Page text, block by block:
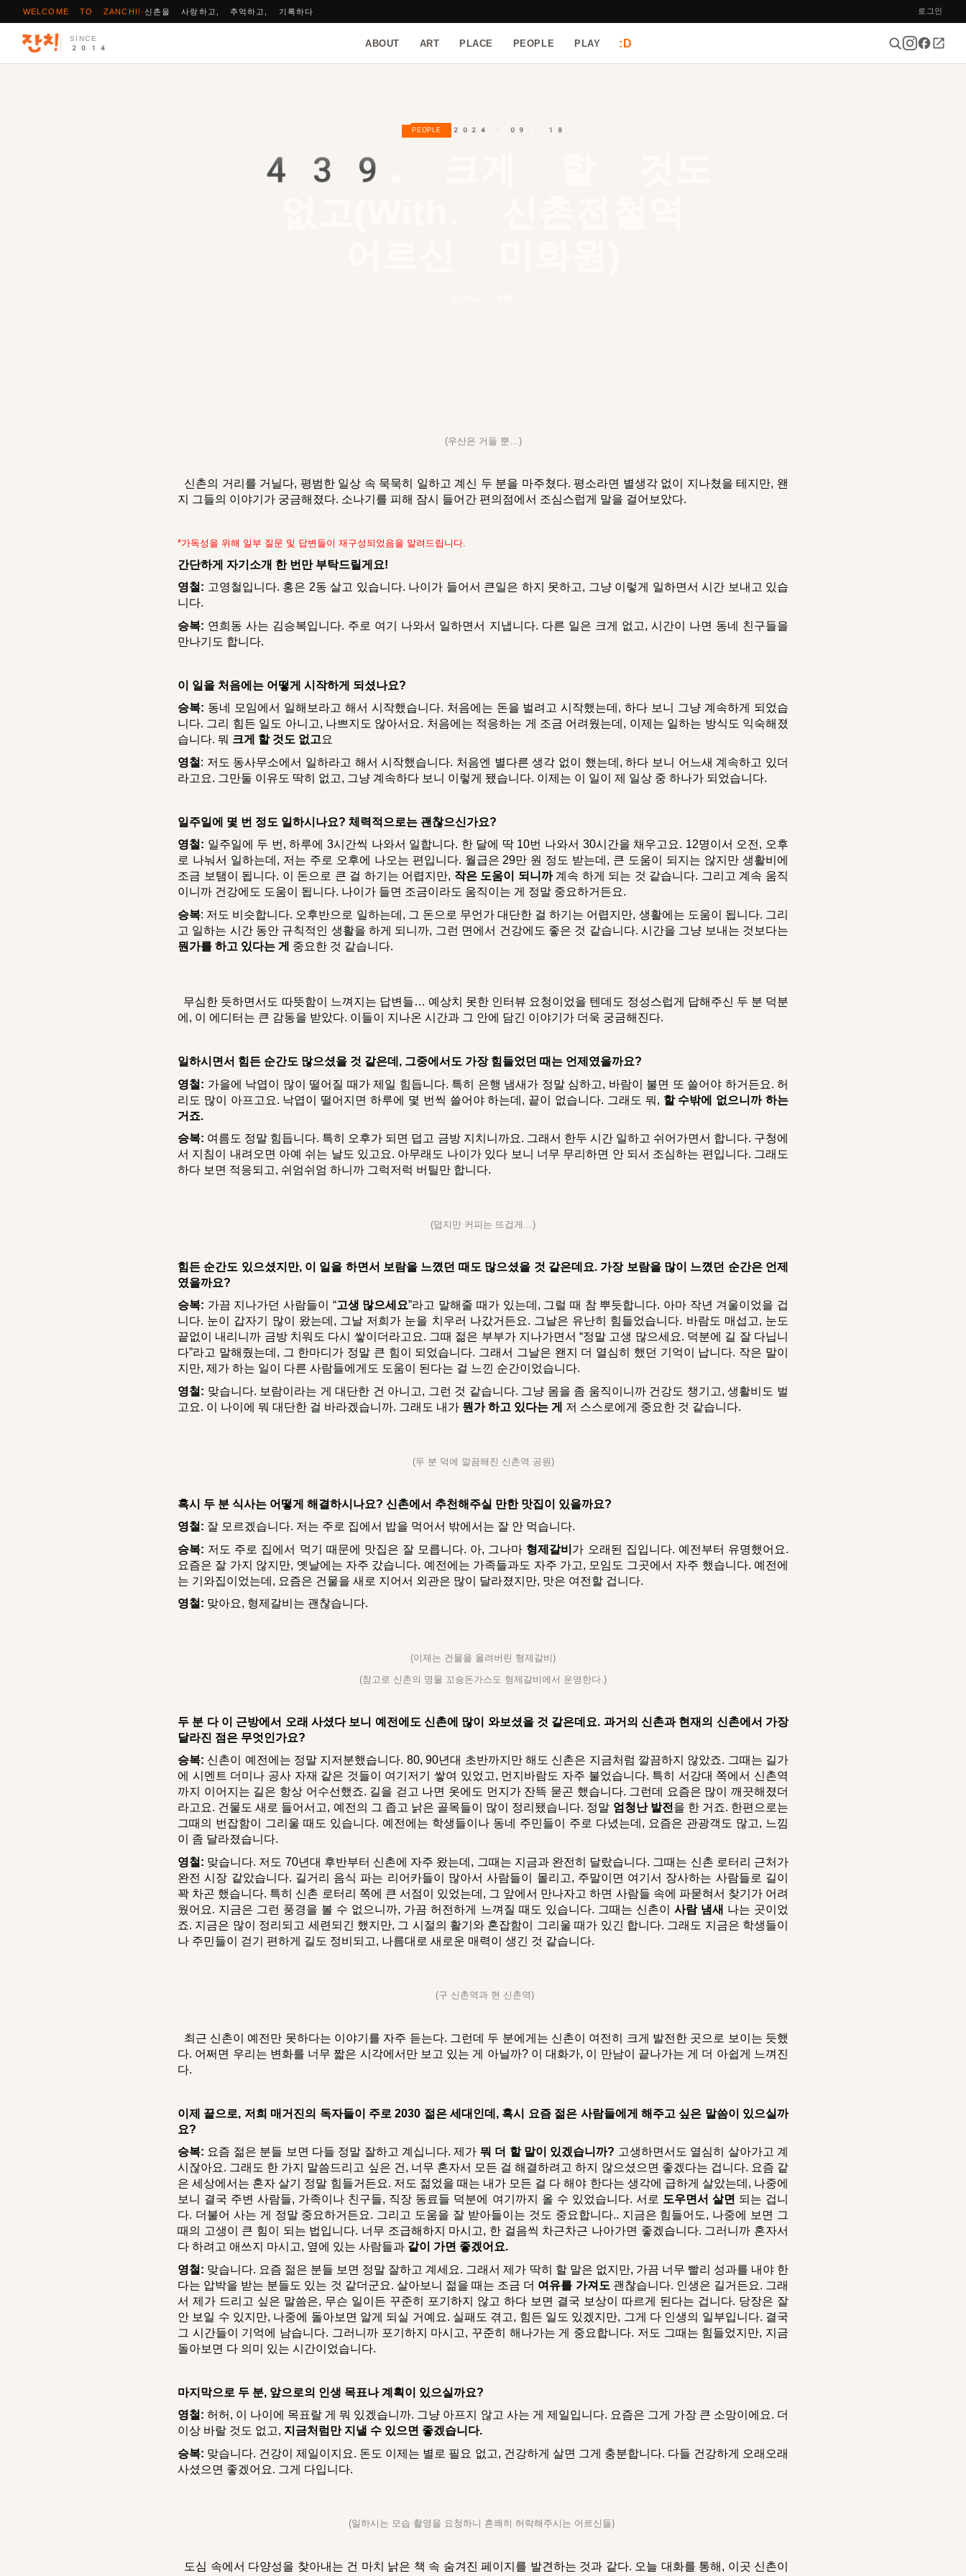
WELCOME TO ZANCHI! ·신촌을 사랑하고, 추억하고, 기록하다 · 로그인
SINCE
2014
ABOUT ART PLACE PEOPLE PLAY :D
PEOPLE 2024 · 09 · 18
439.
(우산은 거들 뿐…)
신촌의 거리를 거닐다, 평범한 일상 속 묵묵히 일하고 계신 두 분을 마주쳤다. 평소라면 별생각 없이 지나쳤을 테지만, 왠
지 그들의 이야기가 궁금해졌다. 소나기를 피해 잠시 들어간 편의점에서 조심스럽게 말을 걸어보았다.
*가독성을 위해 일부 질문 및 답변들이 재구성되었음을 알려드립니다.
간단하게 자기소개 한 번만 부탁드릴게요!
영철: 고영철입니다. 홍은 2동 살고 있습니다. 나이가 들어서 큰일은 하지 못하고, 그냥 이렇게 일하면서 시간 보내고 있습
니다.
승복: 연희동 사는 김승복입니다. 주로 여기 나와서 일하면서 지냅니다. 다른 일은 크게 없고, 시간이 나면 동네 친구들을
만나기도 합니다.
이 일을 처음에는 어떻게 시작하게 되셨나요?
승복: 동네 모임에서 일해보라고 해서 시작했습니다. 처음에는 돈을 벌려고 시작했는데, 하다 보니 그냥 계속하게 되었습
니다. 그리 힘든 일도 아니고, 나쁘지도 않아서요. 처음에는 적응하는 게 조금 어려웠는데, 이제는 일하는 방식도 익숙해졌
습니다. 뭐 크게 할 것도 없고요
영철 : 저도 동사무소에서 일하라고 해서 시작했습니다. 처음엔 별다른 생각 없이 했는데, 하다 보니 어느새 계속하고 있더
라고요. 그만둘 이유도 딱히 없고, 그냥 계속하다 보니 이렇게 됐습니다. 이제는 이 일이 제 일상 중 하나가 되었습니다.
일주일에 몇 번 정도 일하시나요? 체력적으로는 괜찮으신가요?
영철: 일주일에 두 번, 하루에 3시간씩 나와서 일합니다. 한 달에 딱 10번 나와서 30시간을 채우고요. 12명이서 오전, 오후
로 나눠서 일하는데, 저는 주로 오후에 나오는 편입니다. 월급은 29만 원 정도 받는데, 큰 도움이 되지는 않지만 생활비에
조금 보탬이 됩니다. 이 돈으로 큰 걸 하기는 어렵지만, 작은 도움이 되니까계속 하게 되는 것 같습니다. 그리고 계속 움직
이니까 건강에도 도움이 됩니다. 나이가 들면 조금이라도 움직이는 게 정말 중요하거든요.
승복: 저도 비슷합니다. 오후반으로 일하는데, 그 돈으로 무언가 대단한 걸 하기는 어렵지만, 생활에는 도움이 됩니다. 그리
고 일하는 시간 동안 규칙적인 생활을 하게 되니까, 그런 면에서 건강에도 좋은 것 같습니다. 시간을 그냥 보내는 것보다는
뭔가를 하고 있다는 게
중요한 것 같습니다.
무심한 듯하면서도 따뜻함이 느껴지는 답변들… 예상치 못한 인터뷰 요청이었을 텐데도 정성스럽게 답해주신 두 분 덕분
에, 이 에디터는 큰 감동을 받았다. 이들이 지나온 시간과 그 안에 담긴 이야기가 더욱 궁금해진다.
일하시면서 힘든 순간도 많으셨을 것 같은데, 그중에서도 가장 힘들었던 때는 언제였을까요?
영철: 가을에 낙엽이 많이 떨어질 때가 제일 힘듭니다. 특히 은행 냄새가 정말 심하고, 바람이 불면 또 쓸어야 하거든요. 허
리도 많이 아프고요. 낙엽이 떨어지면 하루에 몇 번씩 쓸어야 하는데, 끝이 없습니다. 그래도 뭐, 할 수밖에 없으니까 하는
거죠.
승복: 여름도 정말 힘듭니다. 특히 오후가 되면 덥고 금방 지치니까요. 그래서 한두 시간 일하고 쉬어가면서 합니다. 구청에
서 지침이 내려오면 아예 쉬는 날도 있고요. 아무래도 나이가 있다 보니 너무 무리하면 안 되서 조심하는 편입니다. 그래도
하다 보면 적응되고, 쉬엄쉬엄 하니까 그럭저럭 버틸만 합니다.
(덥지만 커피는 뜨겁게…)
힘든 순간도 있으셨지만, 이 일을 하면서 보람을 느꼈던 때도 많으셨을 것 같은데요. 가장 보람을 많이 느꼈던 순간은 언제
였을까요?
승복: 가끔 지나가던 사람들이 “고생 많으세요”라고 말해줄 때가 있는데, 그럴 때 참 뿌듯합니다. 아마 작년 겨울이었을 겁
니다. 눈이 갑자기 많이 왔는데, 그날 저희가 눈을 치우러 나갔거든요. 그날은 유난히 힘들었습니다. 바람도 매섭고, 눈도
끝없이 내리니까 금방 치워도 다시 쌓이더라고요. 그때 젊은 부부가 지나가면서 “정말 고생 많으세요. 덕분에 길 잘 다닙니
다”라고 말해줬는데, 그 한마디가 정말 큰 힘이 되었습니다. 그래서 그날은 왠지 더 열심히 했던 기억이 납니다. 작은 말이
지만, 제가 하는 일이 다른 사람들에게도 도움이 된다는 걸 느낀 순간이었습니다.
영철: 맞습니다. 보람이라는 게 대단한 건 아니고, 그런 것 같습니다. 그냥 몸을 좀 움직이니까 건강도 챙기고, 생활비도 벌
고요. 이 나이에 뭐 대단한 걸 바라겠습니까. 그래도 내가 뭔가 하고 있다는 게 저 스스로에게 중요한 것 같습니다.
(두 분 덕에 깔끔해진 신촌역 공원)
혹시 두 분 식사는 어떻게 해결하시나요? 신촌에서 추천해주실 만한 맛집이 있을까요?
영철: 잘 모르겠습니다. 저는 주로 집에서 밥을 먹어서 밖에서는 잘 안 먹습니다.
승복: 저도 주로 집에서 먹기 때문에 맛집은 잘 모릅니다. 아, 그나마 형제갈비 가 오래된 집입니다. 예전부터 유명했어요.
요즘은 잘 가지 않지만, 옛날에는 자주 갔습니다. 예전에는 가족들과도 자주 가고, 모임도 그곳에서 자주 했습니다. 예전에
는 기와집이었는데, 요즘은 건물을 새로 지어서 외관은 많이 달라졌지만, 맛은 여전할 겁니다.
영철: 맞아요, 형제갈비는 괜찮습니다.
(이제는 건물을 올려버린 형제갈비)
(참고로 신촌의 명물 꼬숑돈가스도 형제갈비에서 운영한다.)
두 분 다 이 근방에서 오래 사셨다 보니 예전에도 신촌에 많이 와보셨을 것 같은데요. 과거의 신촌과 현재의 신촌에서 가장
달라진 점은 무엇인가요?
승복: 신촌이 예전에는 정말 지저분했습니다. 80, 90년대 초반까지만 해도 신촌은 지금처럼 깔끔하지 않았죠. 그때는 길가
에 시멘트 더미나 공사 자재 같은 것들이 여기저기 쌓여 있었고, 먼지바람도 자주 불었습니다. 특히 서강대 쪽에서 신촌역
까지 이어지는 길은 항상 어수선했죠. 길을 걷고 나면 옷에도 먼지가 잔뜩 묻곤 했습니다. 그런데 요즘은 많이 깨끗해졌더
라고요. 건물도 새로 들어서고, 예전의 그 좁고 낡은 골목들이 많이 정리됐습니다. 정말 엄청난 발전 을 한 거죠. 한편으로는
그때의 번잡함이 그리울 때 도 있습니다. 예전에는 학생들이나 동네 주민들이 주로 다녔는데, 요즘은 관광객도 많고, 느낌
이 좀 달라졌습니다.
영철: 맞습니다. 저도 70년대 후반부터 신촌에 자주 왔는데, 그때는 지금과 완전히 달랐습니다. 그때는 신촌 로터리 근처가
완전 시장 같았습니다. 길거리 음식 파는 리어카들이 많아서 사람들이 몰리고, 주말이면 여기서 장사하는 사람들로 길이
꽉 차곤 했습니다. 특히 신촌 로터리 쪽에 큰 서점이 있었는데, 그 앞에서 만나자고 하면 사람들 속에 파묻혀서 찾기가 어려
웠어요. 지금은 그런 풍경을 볼 수 없으니까, 가끔 허전하게 느껴질 때도 있습니다. 그때는 신촌이 사람 냄새 나는 곳이었
죠. 지금은 많이 정리되고 세련되긴 했지만, 그 시절의 활기와 혼잡함이 그리울 때가 있긴 합니다. 그래도 지금은 학생들이
나 주민들이 걷기 편하게 길도 정비되고, 나름대로 새로운 매력이 생긴 것 같습니다.
(구 신촌역과 현 신촌역)
최근 신촌이 예전만 못하다는 이야기를 자주 듣는다. 그런데 두 분에게는 신촌이 여전히 크게 발전한 곳으로 보이는 듯했
다. 어쩌면 우리는 변화를 너무 짧은 시각에서만 보고 있는 게 아닐까? 이 대화가, 이 만남이 끝나가는 게 더 아쉽게 느껴진
다.
이제 끝으로, 저희 매거진의 독자들이 주로 2030 젊은 세대인데, 혹시 요즘 젊은 사람들에게 해주고 싶은 말씀이 있으실까
요?
승복: 요즘 젊은 분들 보면 다들 정말 잘하고 계십니다. 제가 뭐 더 할 말이 있겠습니까? 고생하면서도 열심히 살아가고 계
시잖아요. 그래도 한 가지 말씀드리고 싶은 건, 너무 혼자서 모든 걸 해결하려고 하지 않으셨으면 좋겠다는 겁니다. 요즘 같
은 세상에서는 혼자 살기 정말 힘들거든요. 저도 젊었을 때는 내가 모든 걸 다 해야 한다는 생각에 급하게 살았는데, 나중에
보니 결국 주변 사람들, 가족이나 친구들, 직장 동료들 덕분에 여기까지 올 수 있었습니다. 서로 도우면서 살면 되는 겁니
다. 더불어 사는 게 정말 중요하거든요. 그리고 도움을 잘 받아들이는 것도 중요합니다.. 지금은 힘들어도, 나중에 보면 그
때의 고생이 큰 힘이 되는 법입니다. 너무 조급해하지 마시고, 한 걸음씩 차근차근 나아가면 좋겠습니다. 그러니까 혼자서
다 하려고 애쓰지 마시고, 옆에 있는 사람들과 같이 가면 좋겠어요.
영철: 맞습니다. 요즘 젊은 분들 보면 정말 잘하고 계세요. 그래서 제가 딱히 할 말은 없지만, 가끔 너무 빨리 성과를 내야 한
다는 압박을 받는 분들도 있는 것 같더군요. 살아보니 젊을 때는 조금 더 여유를 가져도 괜찮습니다. 인생은 길거든요. 그래
서 제가 드리고 싶은 말씀은, 무슨 일이든 꾸준히 포기하지 않고 하다 보면 결국 보상이 따르게 된다는 겁니다. 당장은 잘
안 보일 수 있지만, 나중에 돌아보면 알게 되실 거예요. 실패도 겪고, 힘든 일도 있겠지만, 그게 다 인생의 일부입니다. 결국
그 시간들이 기억에 남습니다. 그러니까 포기하지 마시고, 꾸준히 해나가는 게 중요합니다. 저도 그때는 힘들었지만, 지금
돌아보면 다 의미 있는 시간이었습니다.
마지막으로 두 분, 앞으로의 인생 목표나 계획이 있으실까요?
영철: 허허, 이 나이에 목표랄 게 뭐 있겠습니까. 그냥 아프지 않고 사는 게 제일입니다. 요즘은 그게 가장 큰 소망이에요. 더
이상 바랄 것도 없고, 지금처럼만 지낼 수 있으면 좋겠습니다.
승복: 맞습니다. 건강이 제일이지요. 돈도 이제는 별로 필요 없고, 건강하게 살면 그게 충분합니다. 다들 건강하게 오래오래
사셨으면 좋겠어요. 그게 다입니다.
(일하시는 모습 촬영을 요청하니 흔쾌히 허락해주시는 어르신들)
도심 속에서 다양성을 찾아내는 건 마치 낡은 책 속 숨겨진 페이지를 발견하는 것과 같다. 오늘 대화를 통해, 이곳 신촌이